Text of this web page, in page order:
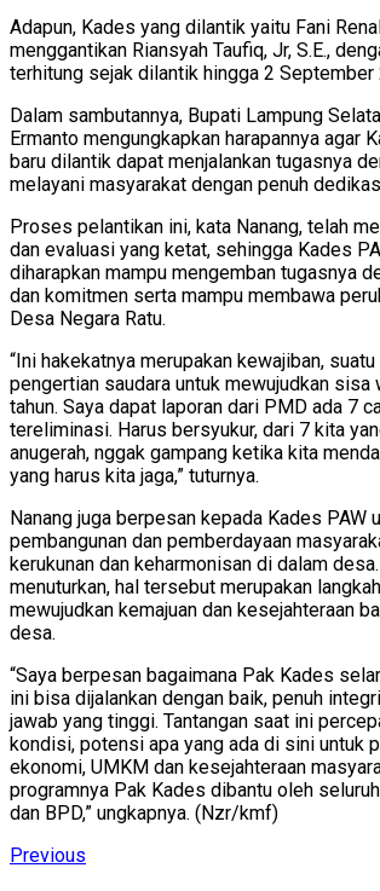
Adapun, Kades yang dilantik yaitu Fani
menggantikan Riansyah Taufiq, Jr, S.E.,
terhitung sejak dilantik hingga 2 September
Dalam sambutannya, Bupati Lampung
Ermanto mengungkapkan harapannya agar
baru dilantik dapat menjalankan tugasnya
melayani masyarakat dengan penuh
Proses pelantikan ini, kata Nanang, telah
dan evaluasi yang ketat, sehingga Kades
diharapkan mampu mengemban tugasnya
dan komitmen serta mampu membawa
Desa Negara Ratu.
“Ini hakekatnya merupakan kewajiban,
pengertian saudara untuk mewujudkan sisa
tahun. Saya dapat laporan dari PMD ada 7
tereliminasi. Harus bersyukur, dari 7 kita
anugerah, nggak gampang ketika kita
yang harus kita jaga,” tuturnya.
Nanang juga berpesan kepada Kades PAW
pembangunan dan pemberdayaan
kerukunan dan keharmonisan di dalam
menuturkan, hal tersebut merupakan
mewujudkan kemajuan dan kesejahteraan
desa.
“Saya berpesan bagaimana Pak Kades
ini bisa dijalankan dengan baik, penuh
jawab yang tinggi. Tantangan saat ini
kondisi, potensi apa yang ada di sini untuk
ekonomi, UMKM dan kesejahteraan
programnya Pak Kades dibantu oleh
dan BPD,” ungkapnya. (Nzr/kmf)
Continue
Previous